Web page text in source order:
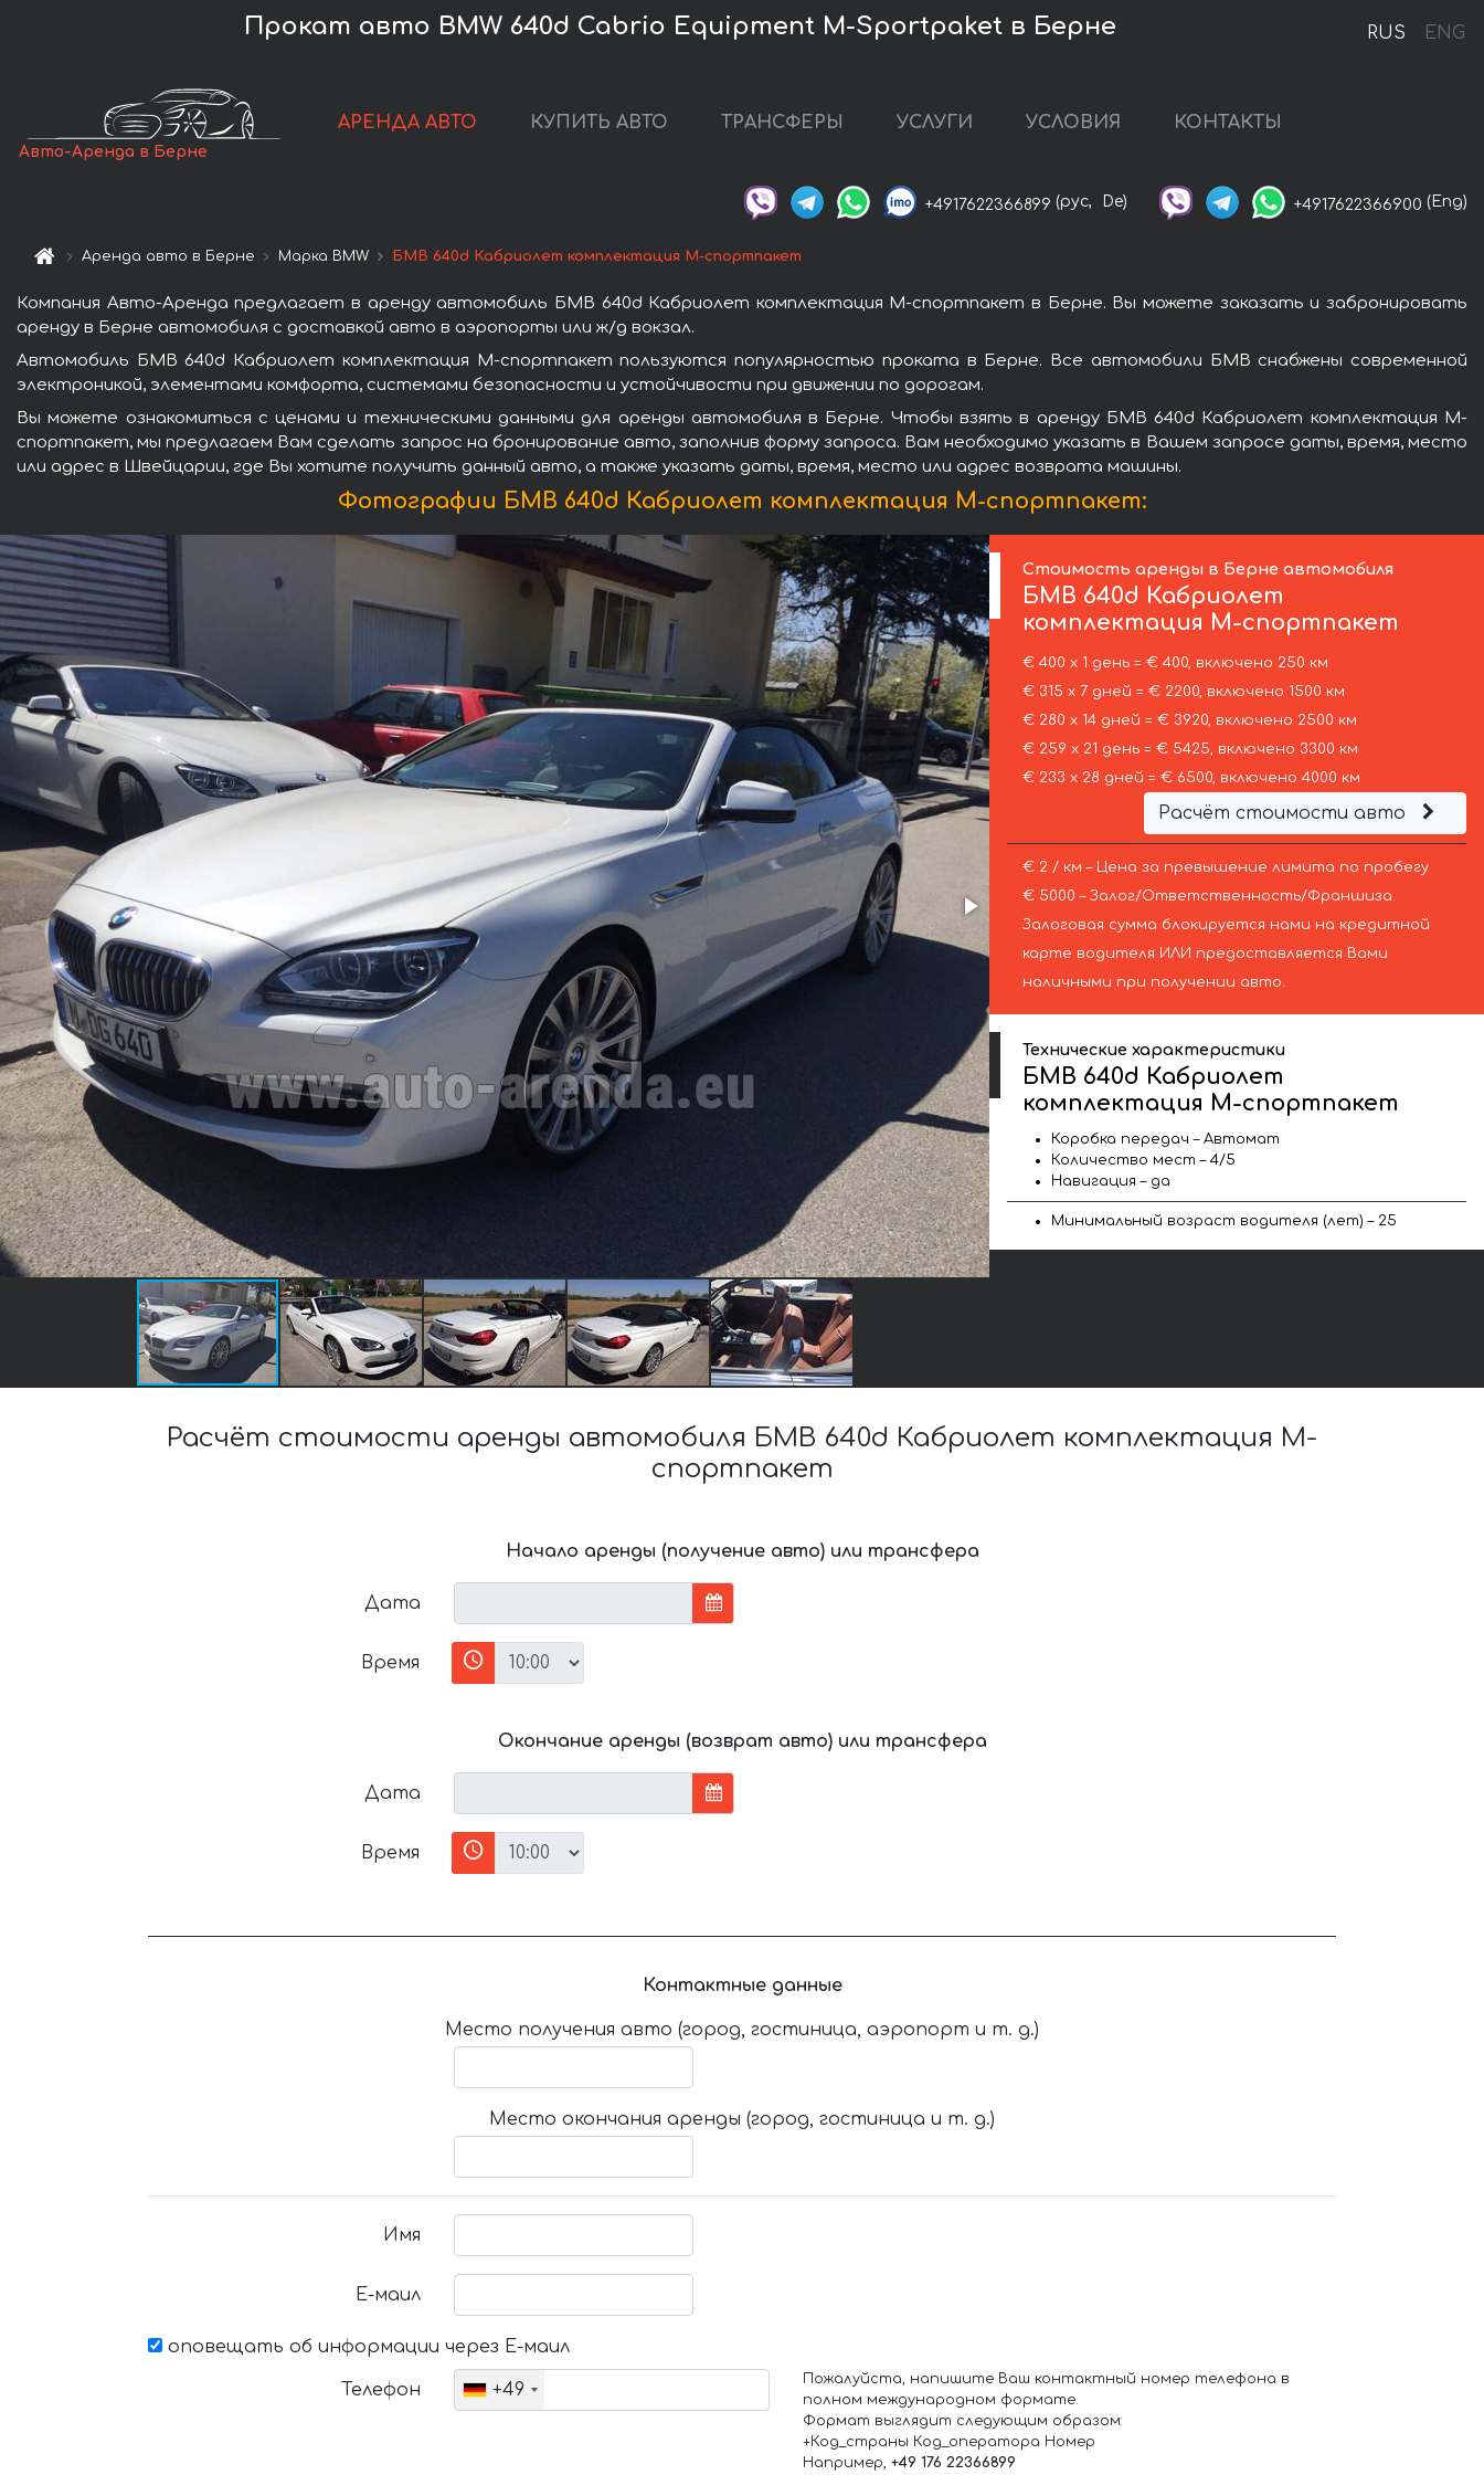
RUS ENG
Прокат авто BMW 640d Cabrio Equipment M-Sportpaket в Берне
Авто-Аренда в Берне
АРЕНДА АВТО КУПИТЬ АВТО ТРАНСФЕРЫ УСЛУГИ УСЛОВИЯ КОНТАКТЫ
+4917622366899 (рус, De) +4917622366900 (Eng)
Аренда авто в Берне Марка BMW БМВ 640d Кабриолет комплектация М-спортпакет
Компания Авто-Аренда предлагает в аренду автомобиль БМВ 640d Кабриолет комплектация М-спортпакет в Берне. Вы можете заказать и забронировать
аренду в Берне автомобиля с доставкой авто в аэропорты или ж/д вокзал.
Автомобиль БМВ 640d Кабриолет комплектация М-спортпакет пользуются популярностью проката в Берне. Все автомобили БМВ снабжены современной
электроникой, элементами комфорта, системами безопасности и устойчивости при движении по дорогам.
Вы можете ознакомиться с ценами и техническими данными для аренды автомобиля в Берне. Чтобы взять в аренду БМВ 640d Кабриолет комплектация М-
спортпакет, мы предлагаем Вам сделать запрос на бронирование авто, заполнив форму запроса. Вам необходимо указать в Вашем запросе даты, время, место
или адрес в Швейцарии, где Вы хотите получить данный авто, а также указать даты, время, место или адрес возврата машины.
Фотографии БМВ 640d Кабриолет комплектация М-спортпакет:
Стоимость аренды в Берне автомобиля
БМВ 640d Кабриолет
комплектация М-спортпакет
€ 400 х 1 день = € 400, включено 250 км
€ 315 х 7 дней = € 2200, включено 1500 км
€ 280 х 14 дней = € 3920, включено 2500 км
€ 259 х 21 день = € 5425, включено 3300 км
€ 233 х 28 дней = € 6500, включено 4000 км
Расчёт стоимости авто
€ 2 / км – Цена за превышение лимита по пробегу
€ 5000 – Залог/Ответственность/Франшиза.
Залоговая сумма блокируется нами на кредитной
карте водителя ИЛИ предоставляется Вами
наличными при получении авто.
Технические характеристики
БМВ 640d Кабриолет
комплектация М-спортпакет
Коробка передач – Автомат
Количество мест – 4/5
Навигация – да
Минимальный возраст водителя (лет) – 25
Расчёт стоимости аренды автомобиля БМВ 640d Кабриолет комплектация М-
спортпакет
Начало аренды (получение авто) или трансфера
Дата
Время
Окончание аренды (возврат авто) или трансфера
Дата
Время
Контактные данные
Место получения авто (город, гостиница, аэропорт и т. д.)
Место окончания аренды (город, гостиница и т. д.)
Имя
Е-маил
оповещать об информации через Е-маил
Телефон +49
Пожалуйста, напишите Ваш контактный номер телефона в
полном международном формате.
Формат выглядит следующим образом:
+Код_страны Код_оператора Номер
Например, +49 176 22366899